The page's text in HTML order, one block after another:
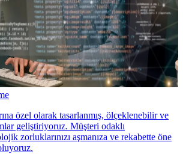
özel olarak tasarlanmış, ölçeklenebilir ve
geliştiriyoruz. Müşteri odaklı
zorluklarınızı aşmanıza ve rekabette öne